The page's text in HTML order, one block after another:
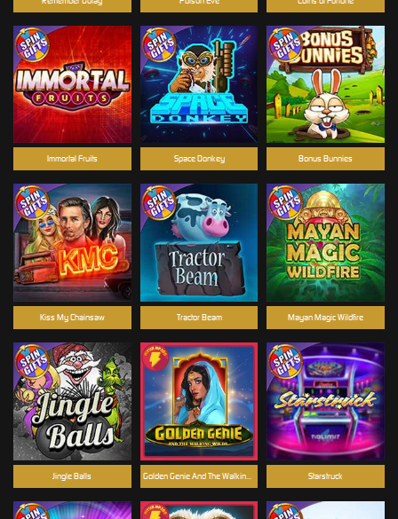
Kiss My Chainsaw Tractor Beam
Space Donkey
Starstruck
Golden Genie And The Walking Wilds
Immortal Fruits
Mayan Magic Wildfire
Bonus Bunnies
Jingle Balls